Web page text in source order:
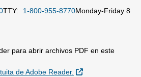
TTY: 1-800-955-8770Monday-Friday 8
para abrir archivos PDF en este
de Adobe Reader.
Sitio Externo